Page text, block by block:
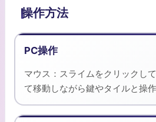
操作方法
PC操作
マウス：スライムをクリックし
て移動しながら鍵やタイルと操作